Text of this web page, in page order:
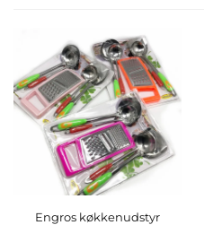
Engros køkkenudstyr